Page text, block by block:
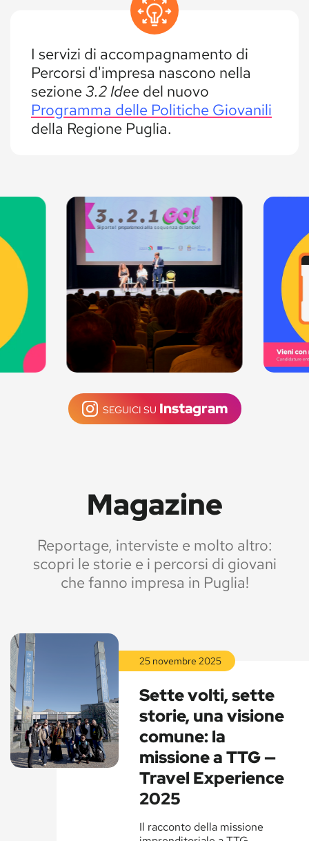
I servizi di accompagnamento di
Percorsi d'impresa nascono nella
sezione3.2 Idee del nuovo
Programma delle Politiche Giovanili
della Regione Puglia.
SEGUICI SU Instagram
Magazine
Reportage, interviste e molto altro:
scopri le storie e i percorsi di giovani
che fanno impresa in Puglia!
25 novembre 2025
Sette volti, sette
storie, una visione
comune: la
missione a TTG —
Travel Experience
2025
Il racconto della missione
Leggi
storia